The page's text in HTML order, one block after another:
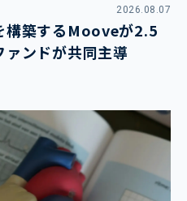
2026.08.07
構築するMooveが2.5
ンドが共同主導